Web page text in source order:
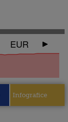
EUR
Infografice